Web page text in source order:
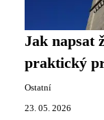
Jak napsat
praktický
Ostatní
23. 05. 2026